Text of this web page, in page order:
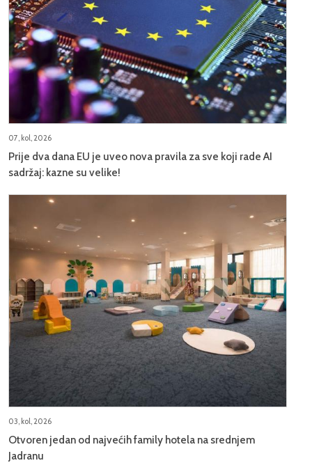
07, kol, 2026
Prije dva dana EU je uveo nova pravila za sve koji rade AI
sadržaj: kazne su velike!
03, kol, 2026
Otvoren jedan od najvećih family hotela na srednjem
Jadranu